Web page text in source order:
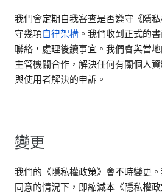
我們會定期自我審查是否遵守《隱
守幾項自律架構 。我們收到正式的
聯絡，處理後續事宜。我們會與當
主管機關合作，解決任何有關個人
與使用者解決的申訴。
變更
我們的《隱私權政策》會不時變更
同意的情況下，即縮減本《隱私權